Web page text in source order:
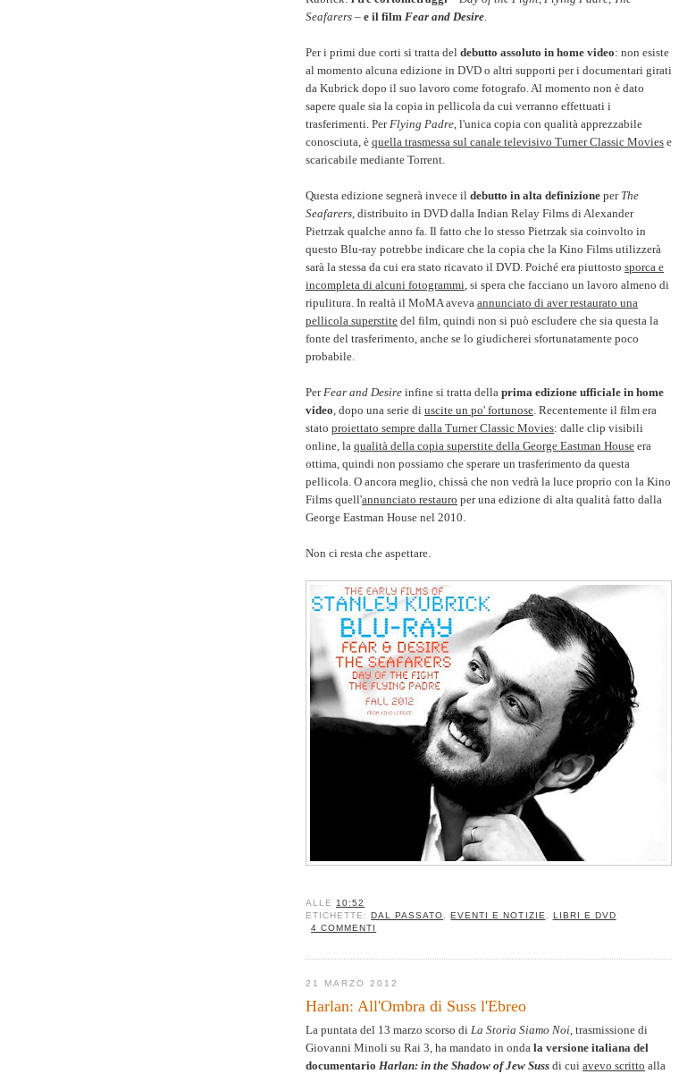
Seafarers – e il film Fear and Desire
Per i primi due corti si tratta del debutto assoluto in home video: non esiste
al momento alcuna edizione in DVD o altri supporti per i documentari girati
da Kubrick dopo il suo lavoro come fotografo. Al momento non è dato
sapere quale sia la copia in pellicola da cui verranno effettuati i
trasferimenti. Per Flying Padre , l'unica copia con qualità apprezzabile
conosciuta, è quella trasmessa sul canale televisivo Turner Classic Movies e
scaricabile mediante Torrent.
Questa edizione segnerà invece il debutto in alta definizione per The
Seafarers , distribuito in DVD dalla Indian Relay Films di Alexander
Pietrzak qualche anno fa. Il fatto che lo stesso Pietrzak sia coinvolto in
questo Blu-ray potrebbe indicare che la copia che la Kino Films utilizzerà
sarà la stessa da cui era stato ricavato il DVD. Poiché era piuttosto sporca e
incompleta di alcuni fotogrammi , si spera che facciano un lavoro almeno di
ripulitura. In realtà il MoMA aveva annunciato di aver restaurato una
pellicola superstite del film, quindi non si può escludere che sia questa la
fonte del trasferimento, anche se lo giudicherei sfortunatamente poco
probabile.
Per Fear and Desire infine si tratta della prima edizione ufficiale in home
video , dopo una serie di uscite un po' fortunose . Recentemente il film era
stato proiettato sempre dalla Turner Classic Movies: dalle clip visibili
online, la qualità della copia superstite della George Eastman House era
ottima, quindi non possiamo che sperare un trasferimento da questa
pellicola. O ancora meglio, chissà che non vedrà la luce proprio con la Kino
Films quell'annunciato restauro per una edizione di alta qualità fatto dalla
George Eastman House nel 2010.
Non ci resta che aspettare.
ALLE10:52
ETICHETTE:DAL PASSATO,EVENTI E NOTIZIE, LIBRI E DVD
4 COMMENTI
21 MARZO 2012
Harlan: All'Ombra di Suss l'Ebreo
La puntata del 13 marzo scorso di La Storia Siamo Noi, trasmissione di
Giovanni Minoli su Rai 3, ha mandato in onda la versione italiana del
documentario Harlan: in the Shadow of Jew Suss di cui avevo scritto alla